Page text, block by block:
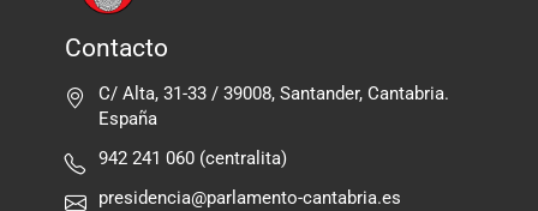
Contacto
C/ Alta, 31-33 / 39008, Santander, Cantabria.
España
942 241 060 (centralita)
presidencia@parlamento-cantabria.es